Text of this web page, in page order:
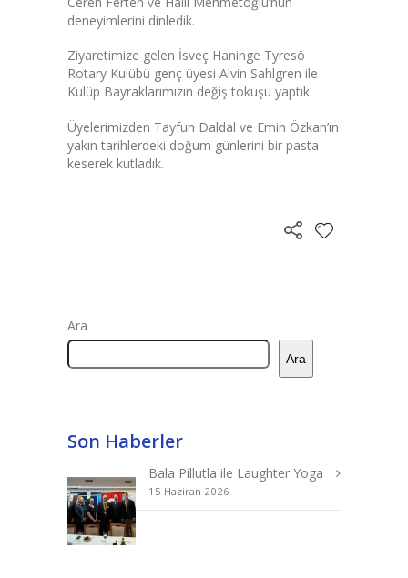
deneyimlerini dinledik.
Ziyaretimize gelen İsveç Haninge Tyresö
Rotary Kulübü genç üyesi Alvin Sahlgren ile
Kulüp Bayraklarımızın değiş tokuşu yaptık.
Üyelerimizden Tayfun Daldal ve Emin Özkan’ın
yakın tarihlerdeki doğum günlerini bir pasta
keserek kutladık.
Ara
Ara
Son Haberler
Bala Pillutla ile Laughter Yoga
15 Haziran 2026